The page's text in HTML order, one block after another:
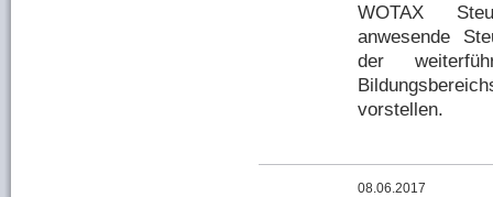
WOTAX
anwesende
der
vorstellen.
08.06.2017